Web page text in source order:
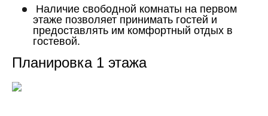
Наличие свободной комнаты на первом
этаже позволяет принимать гостей и
предоставлять им комфортный отдых в
гостевой.
Планировка 1 этажа